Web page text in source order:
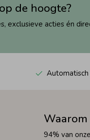
de hoogte?
exclusieve acties én
94% van